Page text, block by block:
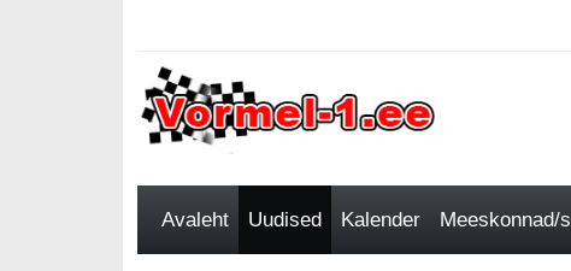
Avaleht Uudised Kalender Meeskonnad/